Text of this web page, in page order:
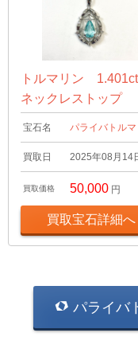
トルマリン
ネックレストップ
宝石名 パライバトルマ
買取日 2025年08月14
買取価格 50,000 円
買取宝石詳細へ
パライバ